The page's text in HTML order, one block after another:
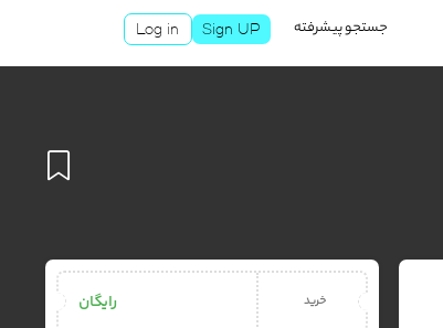
Log in Sign UP جستجو پیشرفته
خرید رایگان